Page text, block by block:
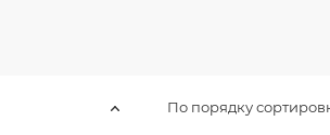
По порядку